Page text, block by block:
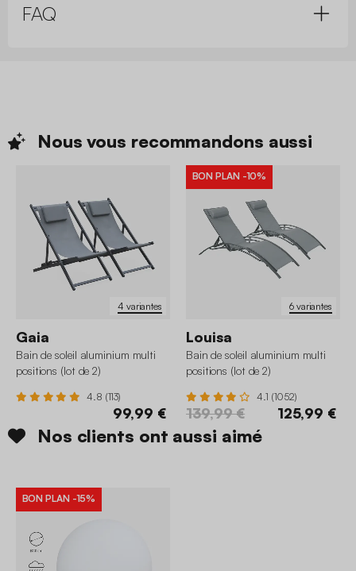
FAQ
Nous vous recommandons aussi
4 variantes
Gaia
Bain de soleil aluminium multi
positions (lot de 2)
4.8 (113)
99,99 €
6 variantes
BON PLAN -10%
Louisa
Bain de soleil aluminium multi
positions (lot de 2)
4.1 (1052)
139,99 € 125,99 €
Nos clients ont aussi aimé
BON PLAN -15%